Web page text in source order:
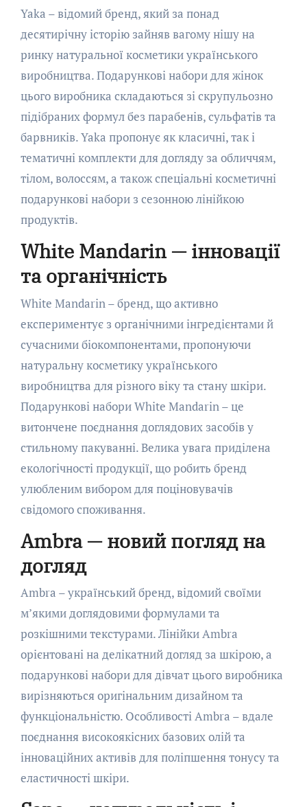
Yaka – відомий бренд, який за понад
десятирічну історію зайняв вагому нішу на
ринку натуральної косметики українського
виробництва. Подарункові набори для жінок
цього виробника складаються зі скрупульозно
підібраних формул без парабенів, сульфатів та
барвників. Yaka пропонує як класичні, так і
тематичні комплекти для догляду за обличчям,
тілом, волоссям, а також спеціальні косметичні
подарункові набори з сезонною лінійкою
продуктів.
White Mandarin — інновації
та органічність
White Mandarin – бренд, що активно
експериментує з органічними інгредієнтами й
сучасними біокомпонентами, пропонуючи
натуральну косметику українського
виробництва для різного віку та стану шкіри.
Подарункові набори White Mandarin – це
витончене поєднання доглядових засобів у
стильному пакуванні. Велика увага приділена
екологічності продукції, що робить бренд
улюбленим вибором для поціновувачів
свідомого споживання.
Ambra — новий погляд на
догляд
Ambra – український бренд, відомий своїми
м’якими доглядовими формулами та
розкішними текстурами. Лінійки Ambra
орієнтовані на делікатний догляд за шкірою, а
подарункові набори для дівчат цього виробника
вирізняються оригінальним дизайном та
функціональністю. Особливості Ambra – вдале
поєднання високоякісних базових олій та
інноваційних активів для поліпшення тонусу та
еластичності шкіри.